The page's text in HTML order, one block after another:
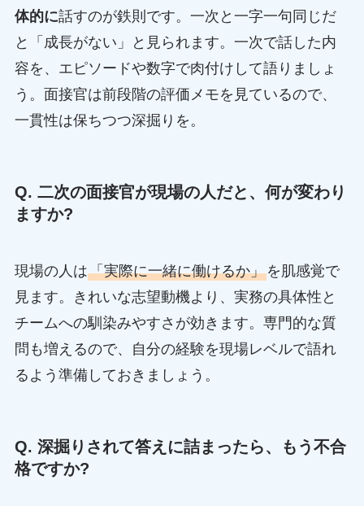
体的に話すのが鉄則です。一次と一字一句同じだ
と「成長がない」と見られます。一次で話した内
容を、エピソードや数字で肉付けして語りましょ
う。面接官は前段階の評価メモを見ているので、
一貫性は保ちつつ深掘りを。
Q. 二次の面接官が現場の人だと、何が変わり
ますか?
現場の人は「実際に一緒に働けるか」を肌感覚で
見ます。きれいな志望動機より、実務の具体性と
チームへの馴染みやすさが効きます。専門的な質
問も増えるので、自分の経験を現場レベルで語れ
るよう準備しておきましょう。
Q. 深掘りされて答えに詰まったら、もう不合
格ですか?